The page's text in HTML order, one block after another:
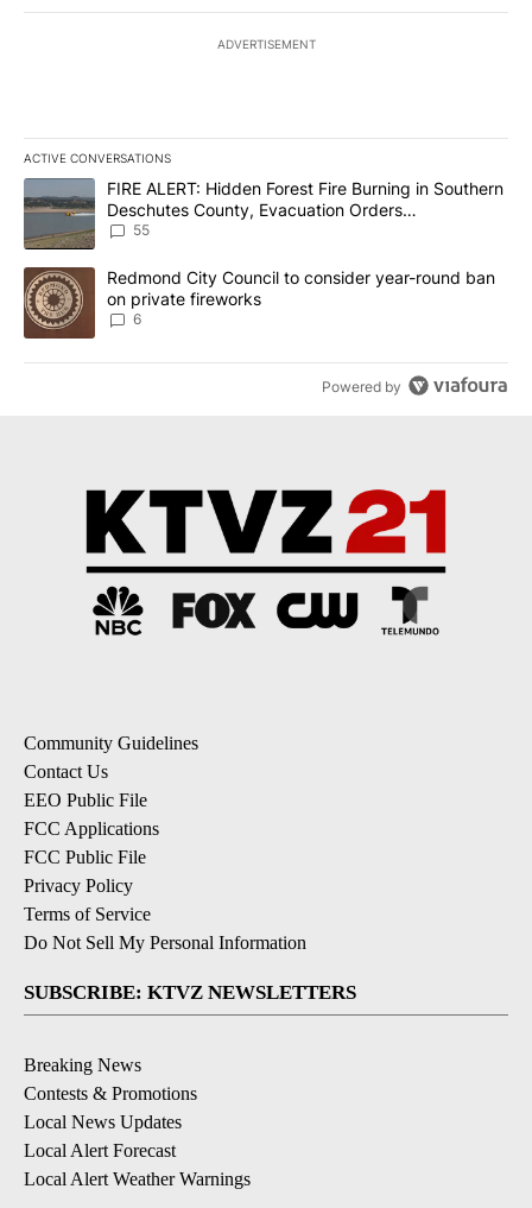
ADVERTISEMENT
ACTIVE CONVERSATIONS
The following is a list of the most commented articles in the last
A trending article titled "FIRE ALERT: Hidden Forest Fire
FIRE ALERT: Hidden Forest Fire Burning in Southern
Deschutes County, Evacuation Orders
Implemented
55
A trending article titled "Redmond City Council to consider
Redmond City Council to consider year-round ban
on private fireworks
6
Powered by
Community Guidelines
Contact Us
EEO Public File
FCC Applications
FCC Public File
Privacy Policy
Terms of Service
Do Not Sell My Personal Information
SUBSCRIBE: KTVZ NEWSLETTERS
Breaking News
Contests & Promotions
Local News Updates
Local Alert Forecast
Local Alert Weather Warnings